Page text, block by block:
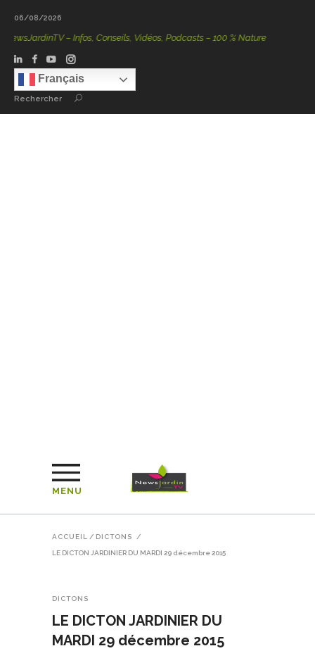
06/08/2026
– Infos, Conseils, Vidéos, Podcasts – 100 % Nature
Français
Rechercher
MENU
ACCUEIL / DICTONS /
LE DICTON JARDINIER DU MARDI 29 décembre 2015
DICTONS
LE DICTON JARDINIER DU
MARDI 29 décembre 2015